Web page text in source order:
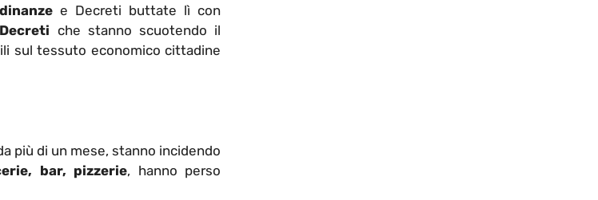
e Decreti buttate lì con
Decreti che stanno scuotendo il
sul tessuto economico cittadine
più di un mese, stanno incidendo
bar, pizzerie, hanno perso